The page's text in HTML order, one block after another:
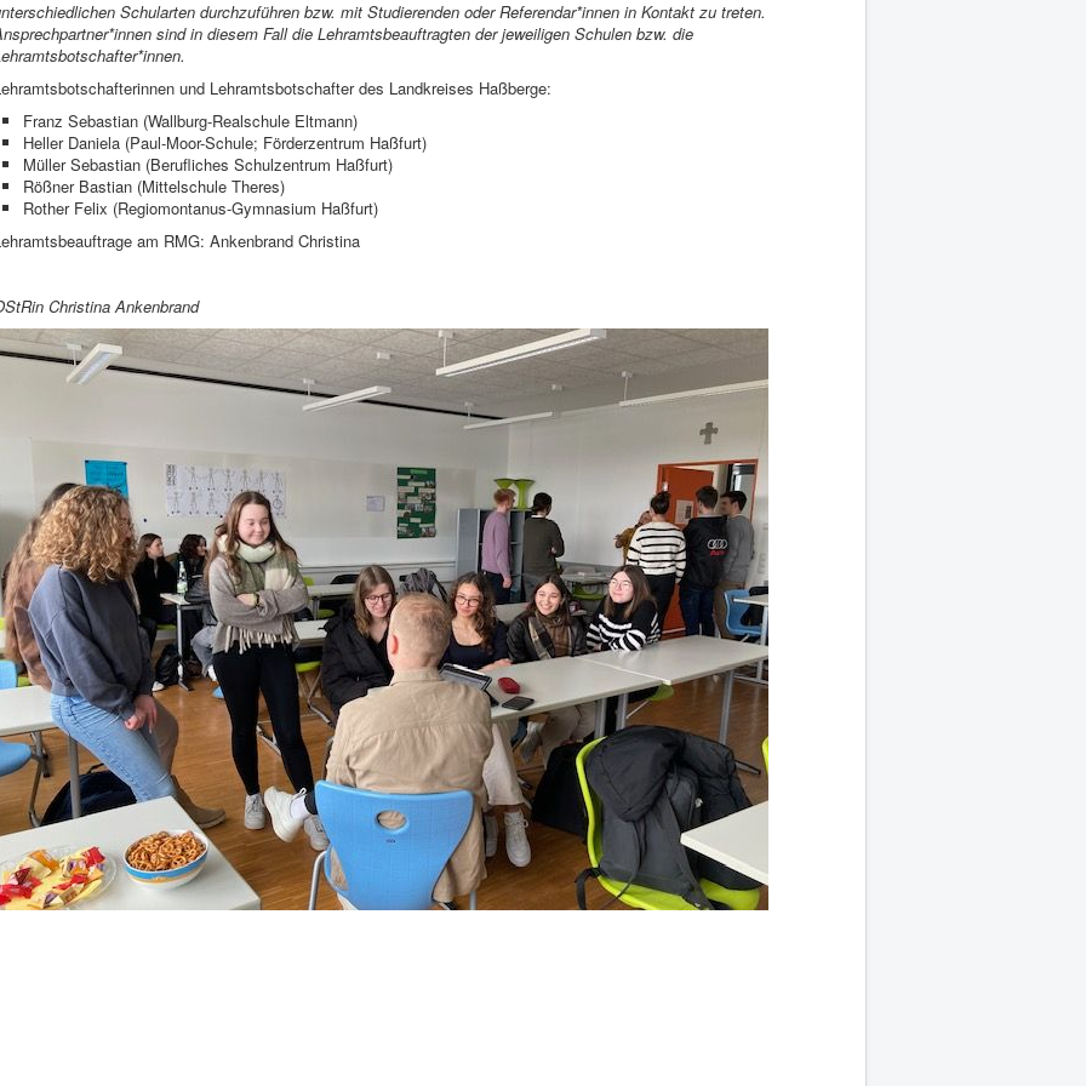
Schularten durchzuführen bzw. mit Studierenden oder Referendar*innen in Kontakt zu treten.
sind in diesem Fall die Lehramtsbeauftragten der jeweiligen Schulen bzw. die
und Lehramtsbotschafter des Landkreises Haßberge:
Franz Sebastian (Wallburg-Realschule Eltmann)
Heller Daniela (Paul-Moor-Schule; Förderzentrum Haßfurt)
Müller Sebastian (Berufliches Schulzentrum Haßfurt)
Rößner Bastian (Mittelschule Theres)
Rother Felix (Regiomontanus-Gymnasium Haßfurt)
am RMG: Ankenbrand Christina
Christina Ankenbrand